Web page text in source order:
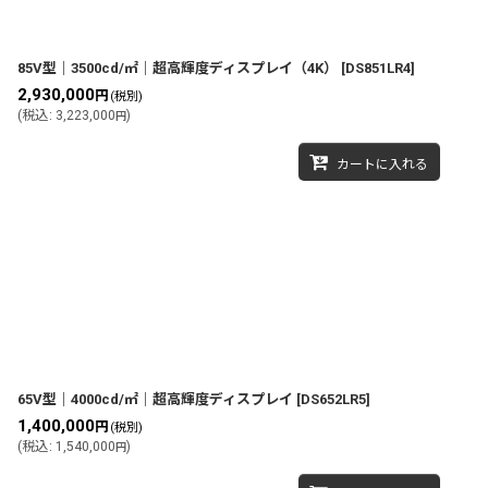
85V型｜3500cd/㎡｜超高輝度ディスプレイ（4K） [DS851LR4]
2,930,000円 (税別)
(税込: 3,223,000円)
カートに入れる
65V型｜4000cd/㎡｜超高輝度ディスプレイ [DS652LR5]
1,400,000円 (税別)
(税込: 1,540,000円)